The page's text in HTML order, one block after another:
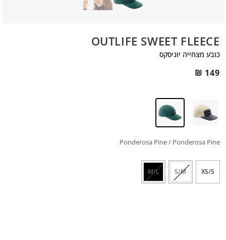
OUTLIFE SWEET FLEECE
כובע מצחייה יוניסקס
₪ 149
Ponderosa Pine / Ponderosa Pine
XS/S
S/M
M/L